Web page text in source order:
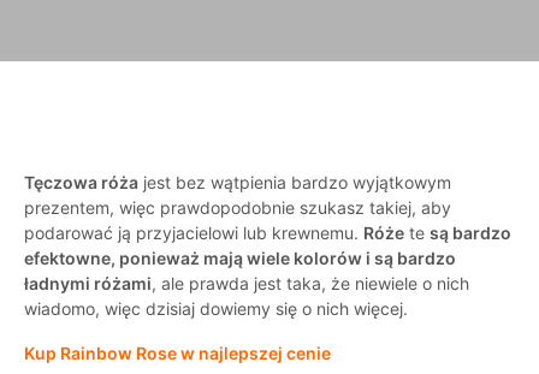
Tęczowa róża jest bez wątpienia bardzo wyjątkowym
prezentem, więc prawdopodobnie szukasz takiej, aby
podarować ją przyjacielowi lub krewnemu. Róże te są bardzo
efektowne, ponieważ mają wiele kolorów i są bardzo
ładnymi różami, ale prawda jest taka, że niewiele o nich
wiadomo, więc dzisiaj dowiemy się o nich więcej.
Kup Rainbow Rose w najlepszej cenie